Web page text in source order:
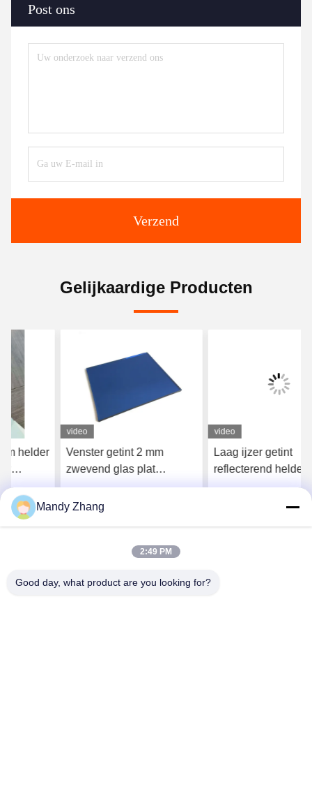
Post ons
Verzend
Gelijkaardige Producten
video
Venster getint 2 mm
zwevend glas plat
doorzichtig glasplaat
gelaagd
Laag ijzer getint
reflecterend helder
zwevend glas 1,5 mm 3
Mandy Zhang
2:49 PM
Good day, what product are you looking for?